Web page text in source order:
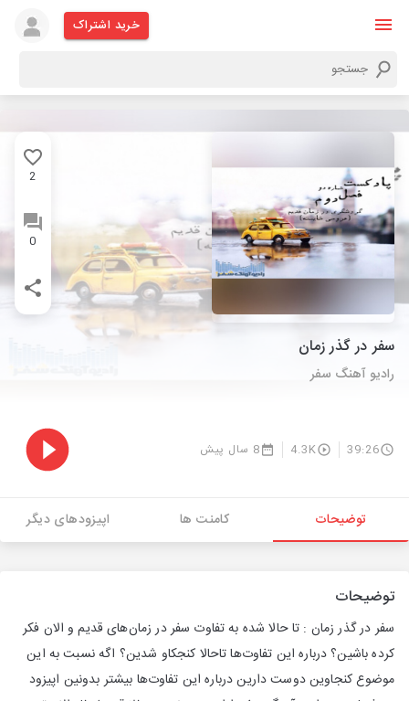
خرید اشتراک
2
0
سفر در گذر زمان
رادیو آهنگ سفر
39:26
4.3K 8 سال پیش
توضیحات کامنت ها اپیزودهای دیگر
توضیحات
سفر در گذر زمان : تا حالا شده به تفاوت سفر در زمان‌های قدیم و الان فکر
کرده باشین؟ درباره این تفاوت‌ها تاحالا کنجکاو شدین؟ اگه نسبت به این
موضوع کنجاوین دوست دارین درباره این تفاوت‌ها بیشتر بدونین اپیزود